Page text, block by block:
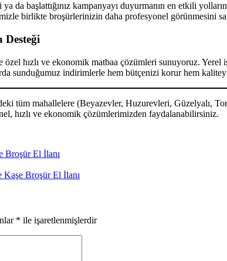
ya da başlattığınız kampanyayı duyurmanın en etkili
birlikte broşürlerinizin daha profesyonel görünmesini
Desteği
hızlı ve ekonomik matbaa çözümleri sunuyoruz. Yerel
sunduğumuz indirimlerle hem bütçenizi korur hem kaliteyi
tüm mahallelere (Beyazevler, Huzurevleri, Güzelyalı,
hızlı ve ekonomik çözümlerimizden faydalanabilirsiniz.
Broşür El İlanı
Broşür El İlanı
* ile işaretlenmişlerdir